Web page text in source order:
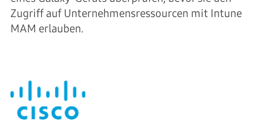
Zugriff auf Unternehmensressourcen mit Intune
MAM erlauben.